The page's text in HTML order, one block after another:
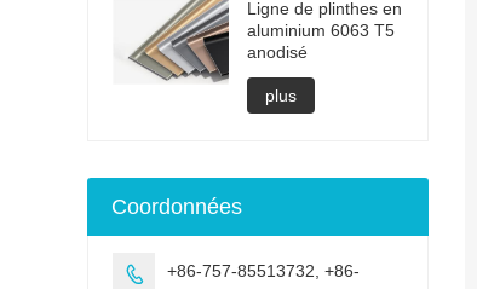
Ligne de plinthes en
aluminium 6063 T5
anodisé
plus
Coordonnées

+86-757-85513732, +86-